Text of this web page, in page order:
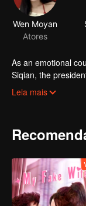
Wen Moyan
Atores
As an emotional
Siqian, the
suspicion and
Leia mais